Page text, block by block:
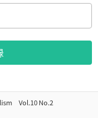
Vol.10 No.2